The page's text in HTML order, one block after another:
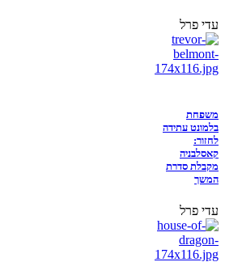
עדי פרל
משפחת
בלמונט עתידה
לחזור:
קאסלבניה
מקבלת סדרת
המשך
עדי פרל